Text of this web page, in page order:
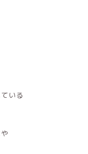
いる